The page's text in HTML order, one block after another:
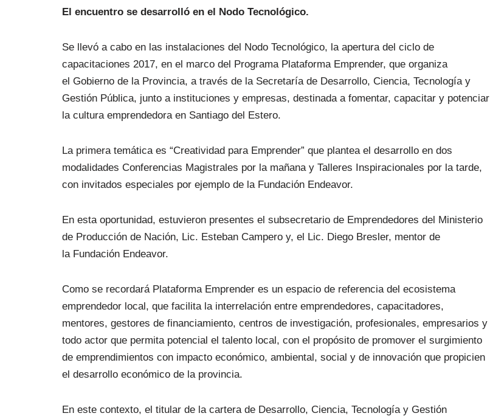
El encuentro se desarrolló en el Nodo Tecnológico.
Se llevó a cabo en las instalaciones del Nodo Tecnológico, la apertura del ciclo de
capacitaciones 2017, en el marco del Programa Plataforma Emprender, que organiza
el Gobierno de la Provincia, a través de la Secretaría de Desarrollo, Ciencia, Tecnología y
Gestión Pública, junto a instituciones y empresas, destinada a fomentar, capacitar y potenciar
la cultura emprendedora en Santiago del Estero.
La primera temática es “Creatividad para Emprender” que plantea el desarrollo en dos
modalidades Conferencias Magistrales por la mañana y Talleres Inspiracionales por la tarde,
con invitados especiales por ejemplo de la Fundación Endeavor.
En esta oportunidad, estuvieron presentes el subsecretario de Emprendedores del Ministerio
de Producción de Nación, Lic. Esteban Campero y, el Lic. Diego Bresler, mentor de
la Fundación Endeavor.
Como se recordará Plataforma Emprender es un espacio de referencia del ecosistema
emprendedor local, que facilita la interrelación entre emprendedores, capacitadores,
mentores, gestores de financiamiento, centros de investigación, profesionales, empresarios y
todo actor que permita potencial el talento local, con el propósito de promover el surgimiento
de emprendimientos con impacto económico, ambiental, social y de innovación que propicien
el desarrollo económico de la provincia.
En este contexto, el titular de la cartera de Desarrollo, Ciencia, Tecnología y Gestión